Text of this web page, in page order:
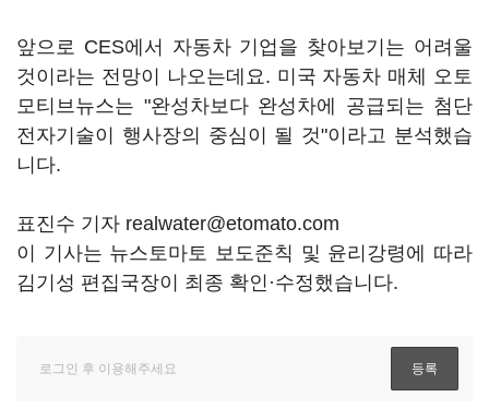
앞으로 CES에서 자동차 기업을 찾아보기는 어려울
것이라는 전망이 나오는데요. 미국 자동차 매체 오토
모티브뉴스는 "완성차보다 완성차에 공급되는 첨단
전자기술이 행사장의 중심이 될 것"이라고 분석했습
니다.
표진수 기자 realwater@etomato.com
이 기사는 뉴스토마토 보도준칙 및 윤리강령에 따라
김기성 편집국장이 최종 확인·수정했습니다.